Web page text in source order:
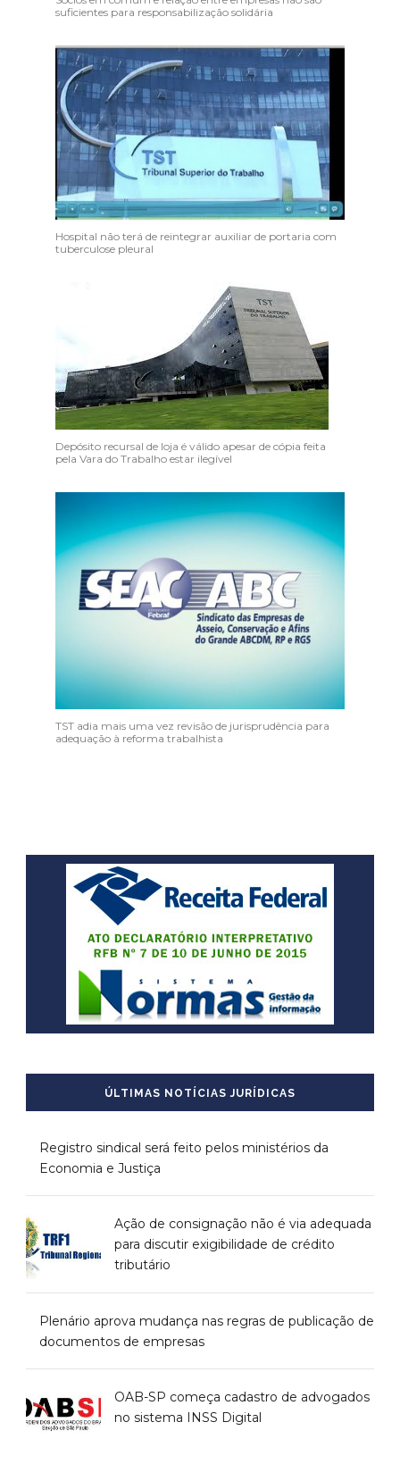
suficientes para responsabilização solidária
Hospital não terá de reintegrar auxiliar de portaria com
tuberculose pleural
Depósito recursal de loja é válido apesar de cópia feita
pela Vara do Trabalho estar ilegível
TST adia mais uma vez revisão de jurisprudência para
adequação à reforma trabalhista
ÚLTIMAS NOTÍCIAS JURÍDICAS
Registro sindical será feito pelos ministérios da
Economia e Justiça
Ação de consignação não é via adequada
para discutir exigibilidade de crédito
tributário
Plenário aprova mudança nas regras de publicação de
documentos de empresas
OAB-SP começa cadastro de advogados
no sistema INSS Digital